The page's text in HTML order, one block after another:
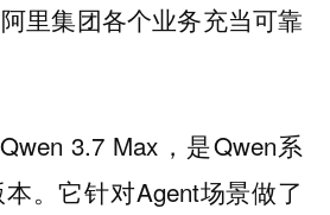
里集团各个业务充当可靠
3.7 Max，是Qwen系
。它针对Agent场景做了